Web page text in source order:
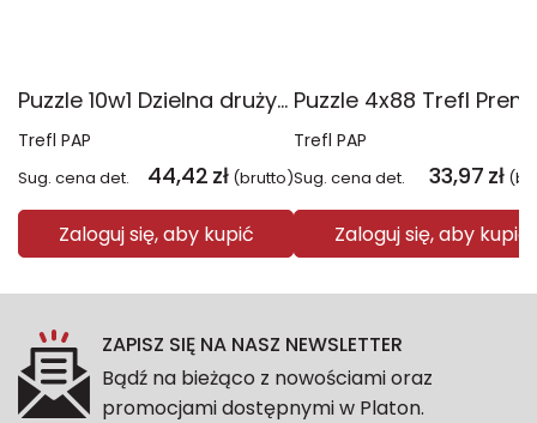
Puzzle 10w1 Dzielna drużyna Psiego Patrolu 96012
Trefl PAP
Sug. cena det. 44,42 zł (brutto)
Zaloguj się, aby kupić
Trefl PAP
Sug. cena det. 33,97 zł
Zaloguj się, aby kupić
ZAPISZ SIĘ NA NASZ NEWSLETTER
Bądź na bieżąco z nowościami oraz
promocjami dostępnymi w Platon.